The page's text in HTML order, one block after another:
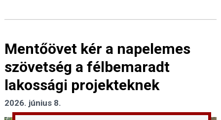
Mentőövet kér a napelemes
szövetség a félbemaradt
lakossági projekteknek
2026. június 8.